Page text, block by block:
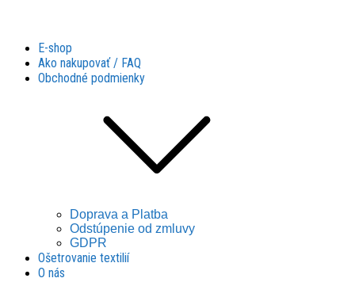
Látky Husár
Látky Husár
E-shop
Ako nakupovať / FAQ
Obchodné podmienky
Doprava a Platba
Odstúpenie od zmluvy
GDPR
Ošetrovanie textilií
O nás